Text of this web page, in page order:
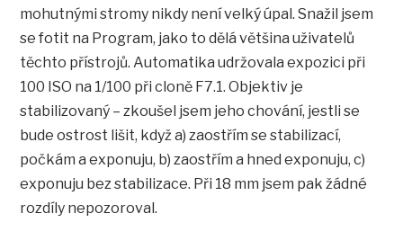
mohutnými stromy nikdy není velký úpal. Snažil jsem
se fotit na Program, jako to dělá většina uživatelů
těchto přístrojů. Automatika udržovala expozici při
100 ISO na 1/100 při cloně F7.1. Objektiv je
stabilizovaný – zkoušel jsem jeho chování, jestli se
bude ostrost lišit, když a) zaostřím se stabilizací,
počkám a exponuju, b) zaostřím a hned exponuju, c)
exponuju bez stabilizace. Při 18 mm jsem pak žádné
rozdíly nepozoroval.